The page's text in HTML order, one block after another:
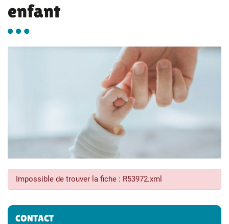
enfant
Impossible de trouver la fiche : R53972.xml
Informations complémentaires
CONTACT